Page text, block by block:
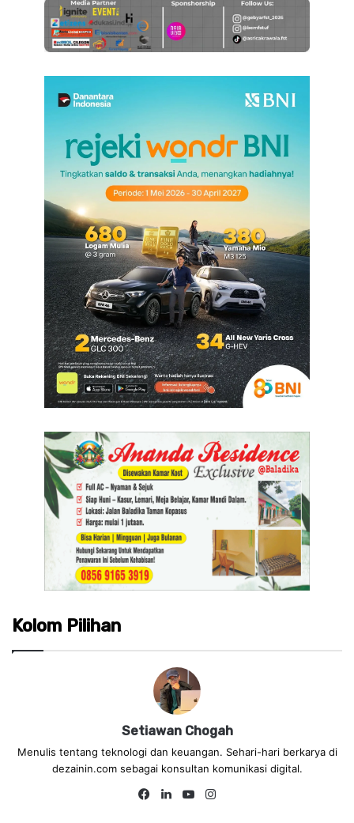
Kolom Pilihan
Setiawan Chogah
Menulis tentang teknologi dan keuangan. Sehari-hari berkarya di
dezainin.com sebagai konsultan komunikasi digital.
Fa
Lin
Yo